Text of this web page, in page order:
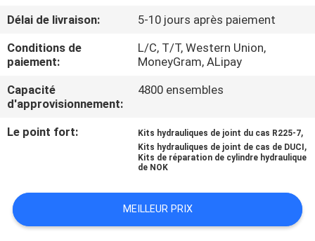
QUALITÉ
CONTACT
NOUVELLES
CAS
Délai de livraison:
5-10 jours après paiement
Conditions de
paiement:
L/C, T/T, Western Union,
MoneyGram, ALipay
Capacité
d'approvisionnement:
4800 ensembles
Le point fort: Kits hydrauliques de joint du cas R225-7,
Kits hydrauliques de joint de cas de DUCI ,
Kits de réparation de cylindre hydraulique
de NOK
MEILLEUR PRIX